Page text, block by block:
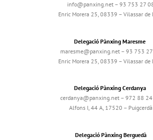
info@panxing.net – 93 753 27
Enric Morera 25, 08339 – Vilassar de
Delegació Pànxing Maresme
maresme@panxing.net – 93 753
Enric Morera 25, 08339 – Vilassar de
Delegació Pànxing Cerdanya
cerdanya@panxing.net – 972 88
Alfons I, 44 A, 17520 – Puigcerdà
Delegació Pànxing Berguedà